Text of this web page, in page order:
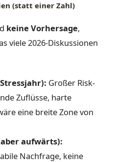
(statt einer Zahl)
keine Vorhersage,
viele 2026-Diskussionen
Großer Risk-
Zuflüsse, harte
eine breite Zone von
aber aufwärts):
Nachfrage, keine